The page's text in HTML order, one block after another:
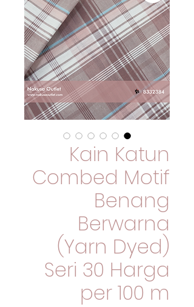
Kain Katun
Combed Motif
Benang
Berwarna
(Yarn Dyed)
Seri 30 Harga
per 100 m